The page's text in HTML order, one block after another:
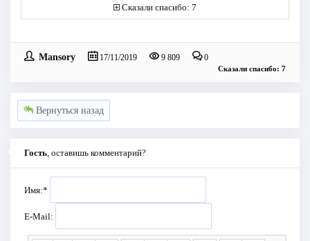
Сказали спасибо: 7
Mansory 17/11/2019 9 809 0
Сказали спасибо: 7
Вернуться назад
Гость , оставишь комментарий?
Имя:*
E-Mail: